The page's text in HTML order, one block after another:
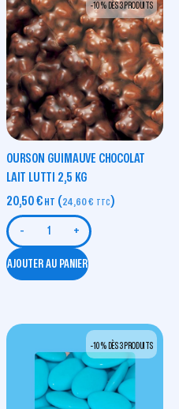
-10 % DÈS 3 PRODUITS
OURSON GUIMAUVE CHOCOLAT
LAIT LUTTI 2,5 KG
20,50€ HT (24,60€ TTC)
- +
AJOUTER AU PANIER
-10 % DÈS 3 PRODUITS